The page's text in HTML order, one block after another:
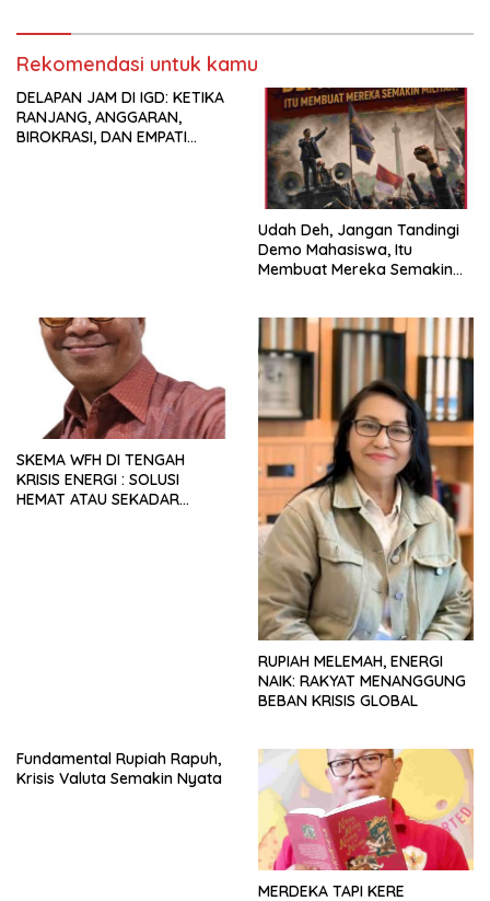
Rekomendasi untuk kamu
DELAPAN JAM DI IGD: KETIKA
RANJANG, ANGGARAN,
BIROKRASI, DAN EMPATI
Udah Deh, Jangan Tandingi
Demo Mahasiswa, Itu
Membuat Mereka Semakin
SKEMA WFH DI TENGAH
KRISIS ENERGI : SOLUSI
HEMAT ATAU SEKADAR
RUPIAH MELEMAH, ENERGI
NAIK: RAKYAT MENANGGUNG
BEBAN KRISIS GLOBAL
Fundamental Rupiah Rapuh,
Krisis Valuta Semakin Nyata
MERDEKA TAPI KERE